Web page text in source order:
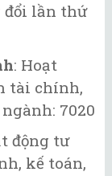
đổi lần thứ
: Hoạt
tài chính,
7020
động tư
kế toán,